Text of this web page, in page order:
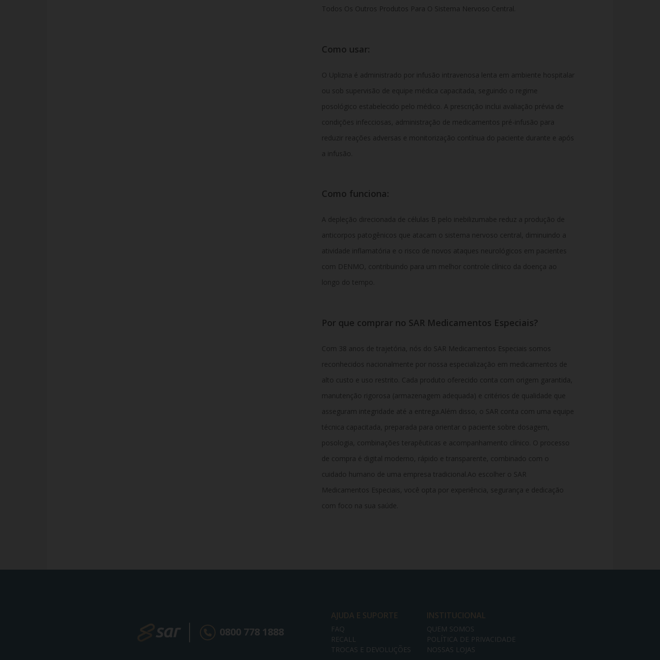
Todos Os Outros Produtos Para O Sistema Nervoso Central.
Como usar:
O Uplizna é administrado por infusão intravenosa lenta em ambiente hospitalar
ou sob supervisão de equipe médica capacitada, seguindo o regime
posológico estabelecido pelo médico. A prescrição inclui avaliação prévia de
condições infecciosas, administração de medicamentos pré-infusão para
reduzir reações adversas e monitorização contínua do paciente durante e após
a infusão.
Como funciona:
A depleção direcionada de células B pelo inebilizumabe reduz a produção de
anticorpos patogênicos que atacam o sistema nervoso central, diminuindo a
atividade inflamatória e o risco de novos ataques neurológicos em pacientes
com DENMO, contribuindo para um melhor controle clínico da doença ao
longo do tempo.
Por que comprar no SAR Medicamentos Especiais?
Com 38 anos de trajetória, nós do SAR Medicamentos Especiais somos
reconhecidos nacionalmente por nossa especialização em medicamentos de
alto custo e uso restrito. Cada produto oferecido conta com origem garantida,
manutenção rigorosa (armazenagem adequada) e critérios de qualidade que
asseguram integridade até a entrega.Além disso, o SAR conta com uma equipe
técnica capacitada, preparada para orientar o paciente sobre dosagem,
posologia, combinações terapêuticas e acompanhamento clínico. O processo
de compra é digital moderno, rápido e transparente, combinado com o
cuidado humano de uma empresa tradicional.Ao escolher o SAR
Medicamentos Especiais, você opta por experiência, segurança e dedicação
com foco na sua saúde.
0800 778 1888
AJUDA E SUPORTE
FAQ
RECALL
TROCAS E DEVOLUÇÕES
INSTITUCIONAL
QUEM SOMOS
POLÍTICA DE PRIVACIDADE
NOSSAS LOJAS